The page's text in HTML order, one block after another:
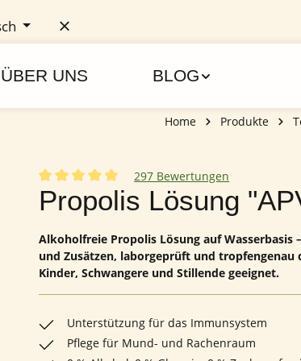
ÜBER UNS BLOG
Home Produkte
Durchschnittliche Bewertung von 4.96 von 5
297 Bewertungen
Propolis Lösung
Alkoholfreie Propolis Lösung auf Wasserbasis
und Zusätzen, laborgeprüft und tropfengenau
Kinder, Schwangere und Stillende geeignet.
Unterstützung für das Immunsystem
Pflege für Mund- und Rachenraum